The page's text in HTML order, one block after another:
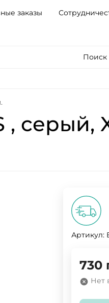
заказы
Поиск
серый,
Артикул:
730
Нет